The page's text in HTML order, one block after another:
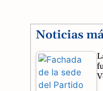
Noticias